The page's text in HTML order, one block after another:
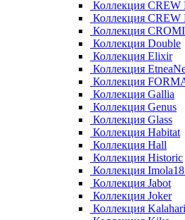
Коллекция CREW
Коллекция
Коллекция
Коллекция Double
Коллекция Elixir
Коллекция
Коллекция
Коллекция Gallia
Коллекция Genus
Коллекция Glass
Коллекция Habitat
Коллекция Hall
Коллекция Historic
Коллекция
Коллекция Jabot
Коллекция Joker
Коллекция Kalahari